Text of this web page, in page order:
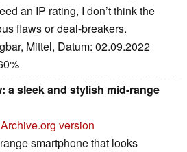
an IP rating, I don’t think the
flaws or deal-breakers.
Mittel, Datum: 02.09.2022
a sleek and stylish mid-range
Archive.org version
smartphone that looks